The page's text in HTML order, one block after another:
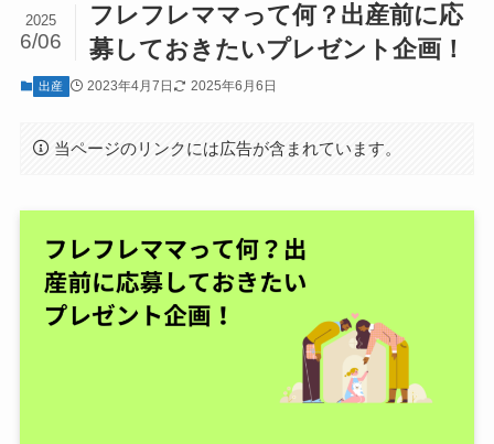
フレフレママって何？出産前に応
募しておきたいプレゼント企画！
2025
6/06
出産 2023年4月7日 2025年6月6日
当ページのリンクには広告が含まれています。